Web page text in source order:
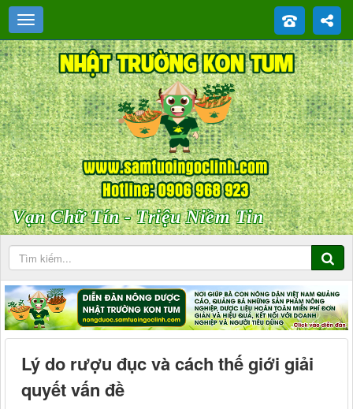
Vạn Chữ Tín - Triệu Niềm Tin
Lý do rượu đục và cách thế giới giải
quyết vấn đề